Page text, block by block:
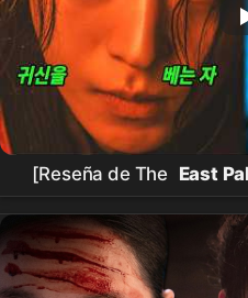
[Reseña de The East
histórico de Nam Joo-
que mis tímpanos se
ponen la piel de gallina ㄷ
loco... ¿Tiene todo lo